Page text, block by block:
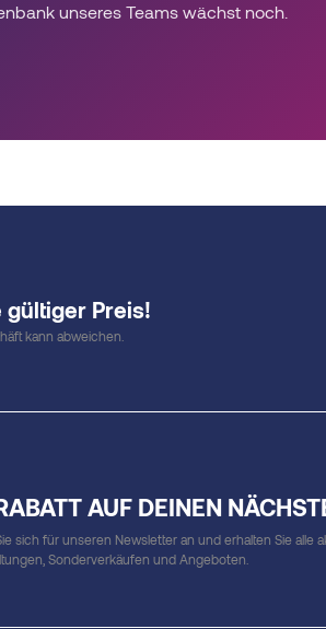
unseres Teams wächst noch.
gültiger Preis!
kann abweichen.
AUF DEINEN
sich für unseren Newsletter an und erhalten Sie alle
Sonderverkäufen und Angeboten.